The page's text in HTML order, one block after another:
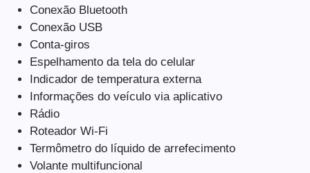
Conexão Bluetooth
Conexão USB
Conta-giros
Espelhamento da tela do celular
Indicador de temperatura externa
Informações do veículo via aplicativo
Rádio
Roteador Wi-Fi
Termômetro do líquido de arrefecimento
Volante multifuncional